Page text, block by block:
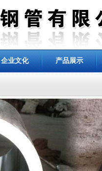
企业文化 产品展示